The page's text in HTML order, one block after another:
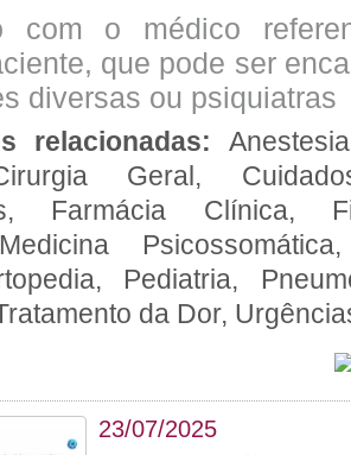
com o médico
que pode ser
diversas ou psiquiatras
relacionadas:
Geral,
Farmácia Clínica,
Pediatria,
da Dor,
23/07/2025